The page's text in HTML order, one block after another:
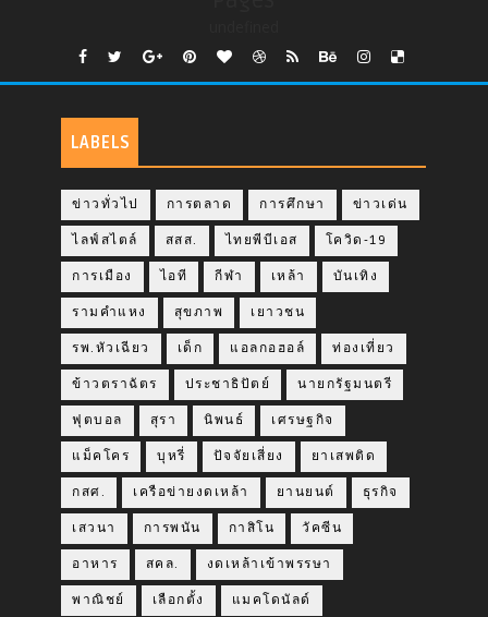
LABELS
ข่าวทั่วไป การตลาด การศึกษา ข่าวเด่น
ไลฟ์สไตล์ สสส. ไทยพีบีเอส โควิด-19
การเมือง ไอที กีฬา เหล้า บันเทิง
รามคำแหง สุขภาพ เยาวชน
รพ.หัวเฉียว เด็ก แอลกอฮอล์ ท่องเที่ยว
ข้าวตราฉัตร ประชาธิปัตย์ นายกรัฐมนตรี
ฟุตบอล สุรา นิพนธ์ เศรษฐกิจ
แม็คโคร บุหรี่ ปัจจัยเสี่ยง ยาเสพติด
กสศ. เครือข่ายงดเหล้า ยานยนต์ ธุรกิจ
เสวนา การพนัน กาสิโน วัคซีน
อาหาร สคล. งดเหล้าเข้าพรรษา
พาณิชย์ เลือกตั้ง แมคโดนัลด์